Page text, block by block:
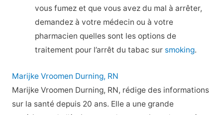
vous fumez et que vous avez du mal à arrêter,
demandez à votre médecin ou à votre
pharmacien quelles sont les options de
traitement pour l’arrêt du tabac sur smoking.
Marijke Vroomen Durning, RN
Marijke Vroomen Durning, RN, rédige des informations
sur la santé depuis 20 ans. Elle a une grande